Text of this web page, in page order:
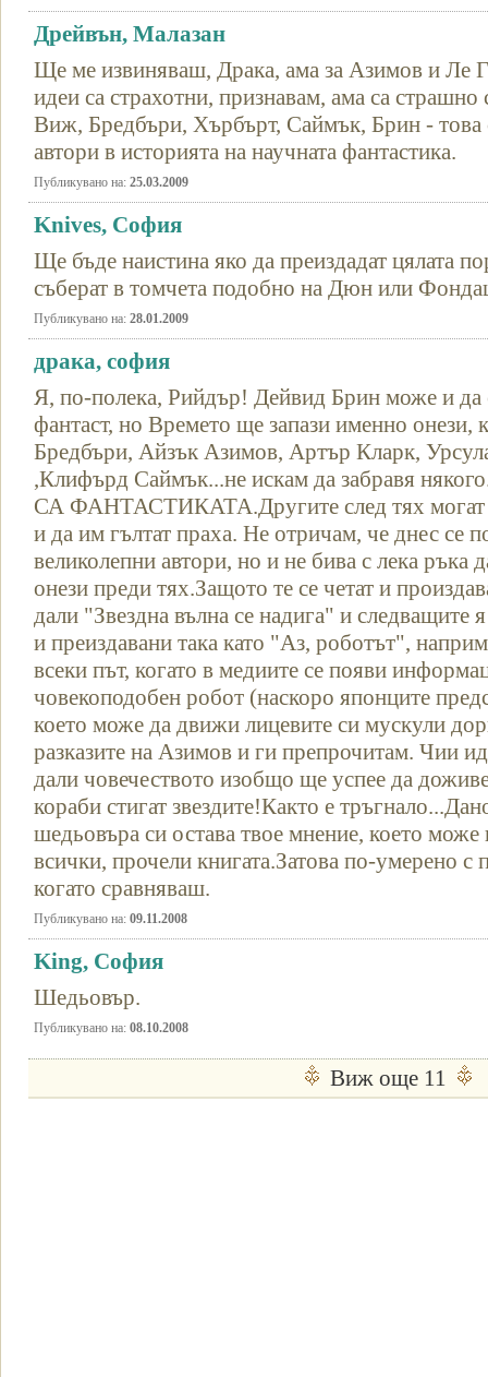
Дрейвън, Малазан
Ще ме извиняваш, Драка, ама за Азимов и Ле
идеи са страхотни, признавам, ама са страшно
Виж, Бредбъри, Хърбърт, Саймък, Брин - това
автори в историята на научната фантастика.
Публикувано на: 25.03.2009
Knives, София
Ще бъде наистина яко да преиздадат цялата
съберат в томчета подобно на Дюн или
Публикувано на: 28.01.2009
драка, софия
Я, по-полека, Рийдър! Дейвид Брин може и да
фантаст, но Времето ще запази именно онези,
Бредбъри, Айзък Азимов, Артър Кларк,
,Клифърд Саймък...не искам да забравя
СА ФАНТАСТИКАТА.Другите след тях могат
и да им гълтат праха. Не отричам, че днес се
великолепни автори, но и не бива с лека ръка
онези преди тях.Защото те се четат и
дали "Звездна вълна се надига" и следващите
и преиздавани така като "Аз, роботът",
всеки път, когато в медиите се появи
човекоподобен робот (наскоро японците
което може да движи лицевите си мускули
разказите на Азимов и ги препрочитам. Чии
дали човечеството изобщо ще успее да
кораби стигат звездите!Както е
шедьовъра си остава твое мнение, което може
всички, прочели книгата.Затова по-умерено с
когато сравняваш.
Публикувано на: 09.11.2008
King, София
Шедьовър.
Публикувано на: 08.10.2008
Виж още 11